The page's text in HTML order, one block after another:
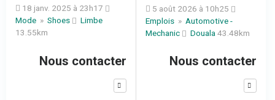
18 janv. 2025 à 23h17
Mode » Shoes
Limbe
13.55km
Nous contacter
5 août 2026 à 10h25
Emplois » Automotive -
Mechanic
Douala 43.48km
Nous contacter